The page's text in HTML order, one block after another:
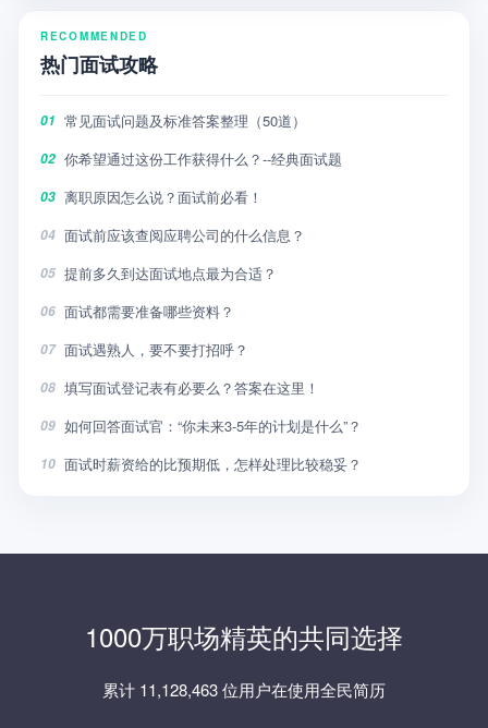
RECOMMENDED
热门面试攻略
01 常见面试问题及标准答案整理（50道）
02 你希望通过这份工作获得什么？--经典面试题
03 离职原因怎么说？面试前必看！
04 面试前应该查阅应聘公司的什么信息？
05 提前多久到达面试地点最为合适？
06 面试都需要准备哪些资料？
07 面试遇熟人，要不要打招呼？
08 填写面试登记表有必要么？答案在这里！
09 如何回答面试官：“你未来3-5年的计划是什么”？
10 面试时薪资给的比预期低，怎样处理比较稳妥？
1000万职场精英的共同选择
累计 11,128,463 位用户在使用全民简历